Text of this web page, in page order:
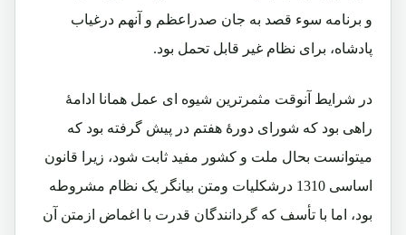
و برنامه سوء قصد به جان صدراعظم و آنهم درغیاب
پادشاه، برای نظام غیر قابل تحمل بود.
در شرایط آنوقت مثمرترین شیوه ای عمل همانا ادامۀ
راهی بود که شورای دورۀ هفتم در پیش گرفته بود که
میتوانست بحال ملت و کشور مفید ثابت شود، زیرا قانون
اساسی 1310 درشکلیات ومتن بیانگر یک نظام مشروطه
بود، اما با تأسف که گردانندگان قدرت با اغماض ازمتن آن